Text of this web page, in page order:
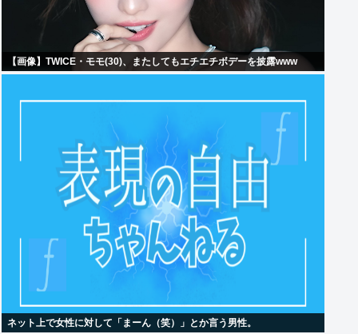
【画像】TWICE・モモ(30)、またしてもエチエチボデーを披露www
ネット上で女性に対して「まーん（笑）」とか言う男性。